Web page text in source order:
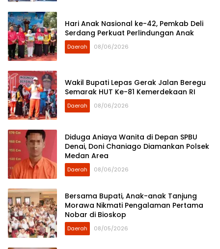
Hari Anak Nasional ke-42, Pemkab Deli
Serdang Perkuat Perlindungan Anak
Daerah 08/06/2026
Wakil Bupati Lepas Gerak Jalan Beregu
Semarak HUT Ke-81 Kemerdekaan RI
Daerah 08/06/2026
Diduga Aniaya Wanita di Depan SPBU
Denai, Doni Chaniago Diamankan Polsek
Medan Area
Daerah 08/06/2026
Bersama Bupati, Anak-anak Tanjung
Morawa Nikmati Pengalaman Pertama
Nobar di Bioskop
Daerah 08/05/2026